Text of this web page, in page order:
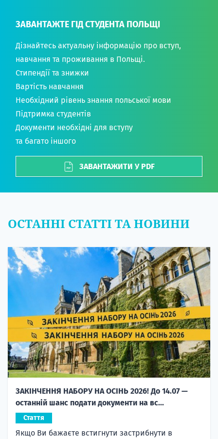
ЗАВАНТАЖТЕ ГІД СТУДЕНТА ПОЛЬЩІ
Дізнайтесь актуальну інформацію про вступ,
навчання та проживання в Польщі.
Стипендії та знижки
Вартість навчання
Необхідний рівень знання польської мови
Підтримка студентів
Документи необхідні для вступу
та багато іншого
ЗАВАНТАЖИТИ У PDF
ОСТАННІ СТАТТІ ТА НОВИНИ
ЗАКІНЧЕННЯ НАБОРУ НА ОСІНЬ 2026! До 14.07 —
останній шанс подати документи на вс...
Стаття
Якщо Ви бажаєте встигнути застрибнути в